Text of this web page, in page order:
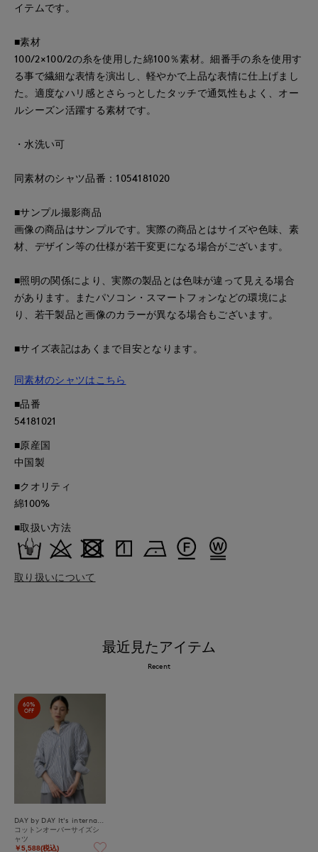
イテムです。
■素材
100/2×100/2の糸を使用した綿100％素材。細番手の糸を使用す
る事で繊細な表情を演出し、軽やかで上品な表情に仕上げまし
た。適度なハリ感とさらっとしたタッチで通気性もよく、オー
ルシーズン活躍する素材です。
・水洗い可
同素材のシャツ品番：1054181020
■サンプル撮影商品
画像の商品はサンプルです。実際の商品とはサイズや色味、素
材、デザイン等の仕様が若干変更になる場合がございます。
■照明の関係により、実際の製品とは色味が違って見える場合
があります。またパソコン・スマートフォンなどの環境によ
り、若干製品と画像のカラーが異なる場合もございます。
■サイズ表記はあくまで目安となります。
同素材のシャツはこちら
■品番
54181021
■原産国
中国製
■クオリティ
綿100%
■取扱い方法
取り扱いについて
最近見たアイテム
Recent
60%
OFF
コットンオーバーサイズシ
ャツ
￥5,588(税込)